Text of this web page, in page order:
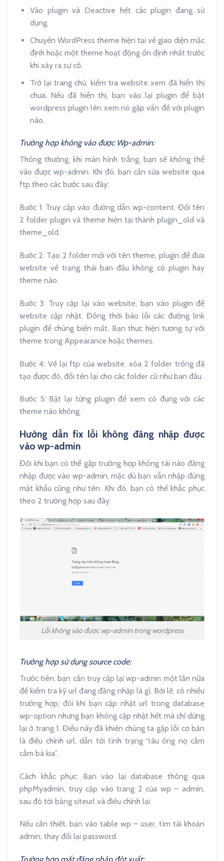
Vào plugin và Deactive hết các plugin đang sử
dụng.
Chuyển WordPress theme hiện tại về giao diện mặc
định hoặc một theme hoạt động ổn định nhất trước
khi xảy ra sự cố.
Trở lại trang chủ, kiểm tra website xem đã hiển thị
chưa. Nếu đã hiển thị, bạn vào lại plugin để bật
wordpress plugin lên xem nó gặp vấn đề với plugin
nào.
Trường hợp không vào được Wp-admin:
Thông thường, khi màn hình trắng, bạn sẽ không thể
vào được wp-admin. Khi đó, bạn cần sửa website qua
ftp theo các bước sau đây:
Bước 1: Truy cập vào đường dẫn wp-content. Đổi tên
2 folder plugin và theme hiện tại thành plugin_old và
theme_old.
Bước 2: Tạo 2 folder mới với tên theme, plugin để đưa
website về trạng thái ban đầu không có plugin hay
theme nào.
Bước 3: Truy cập lại vào website, bạn vào plugin để
website cập nhật. Đồng thời báo lỗi các đường link
plugin để chúng biến mất. Bạn thực hiện tương tự với
theme trong Appearance hoặc themes.
Bước 4: Về lại ftp của website, xóa 2 folder trống đã
tạo được đó, đổi tên lại cho các folder cũ như ban đầu.
Bước 5: Bật lại từng plugin để xem có đụng với các
theme nào không.
Hướng dẫn fix lỗi không đăng nhập được
vào wp-admin
Đôi khi bạn có thể gặp trường hợp không tài nào đăng
nhập được vào wp-admin, mặc dù bạn vẫn nhập đúng
mật khẩu cũng như tên. Khi đó, bạn có thể khắc phục
theo 2 trường hợp sau đây:
Lỗi không vào được wp-admin trong wordpress
Trường hợp sử dụng source code:
Trước tiên, bạn cần truy cập lại wp-admin một lần nữa
để kiểm tra kỹ url đang đăng nhập là gì. Bởi lẽ, có nhiều
trường hợp, đôi khi bạn cập nhật url trong database
wp-option nhưng bạn không cập nhật hết mà chỉ dừng
lại ở trang 1. Điều này đã khiến chúng ta gặp lỗi cơ bản
là điều chỉnh url, dẫn tới tình trạng “râu ông nọ cắm
cằm bà kia”.
Cách khắc phục: Bạn vào lại database thông qua
phpMyadmin, truy cập vào trang 2 của wp – admin,
sau đó tới bảng siteurl và điều chỉnh lại.
Nếu cần thiết, bạn vào table wp – user, tìm tài khoản
admin, thay đổi lại password.